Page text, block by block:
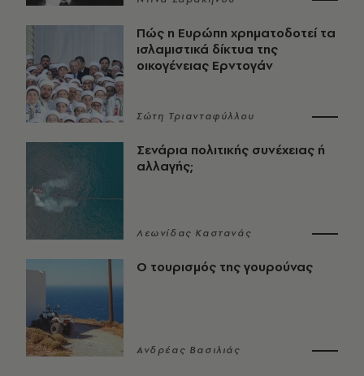
Πώς η Ευρώπη χρηματοδοτεί τα
ισλαμιστικά δίκτυα της
οικογένειας Ερντογάν
Σώτη Τριανταφύλλου
Σενάρια πολιτικής συνέχειας ή
αλλαγής;
Λεωνίδας Καστανάς
Ο τουρισμός της γουρούνας
Ανδρέας Βασιλιάς